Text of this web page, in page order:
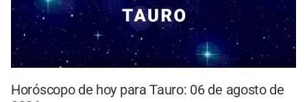
Horóscopo de hoy para Tauro: 06 de agosto de